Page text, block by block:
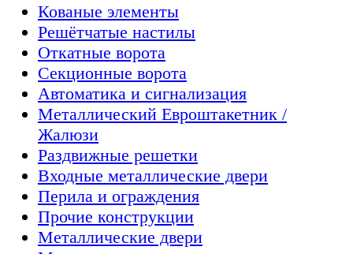
Кованые элементы
Решётчатые настилы
Откатные ворота
Секционные ворота
Автоматика и сигнализация
Металлический Евроштакетник /
Жалюзи
Раздвижные решетки
Входные металлические двери
Перила и ограждения
Прочие конструкции
Металлические двери